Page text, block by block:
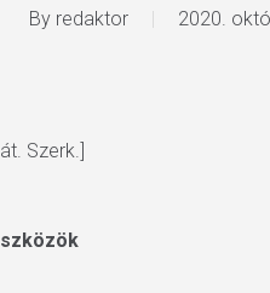
By redaktor 2020.
Szerk.]